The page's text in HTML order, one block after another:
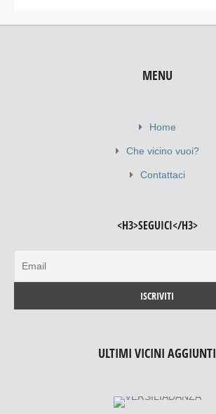
MENU
Home
Che vicino vuoi?
Contattaci
<H3>SEGUICI</H3>
ULTIMI VICINI AGGIUNTI